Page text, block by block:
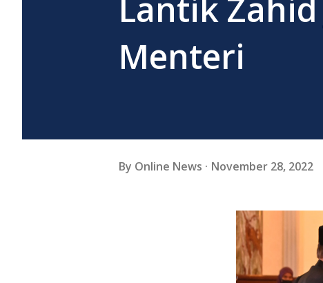
Lantik
Menteri
By Online News November 28, 2022